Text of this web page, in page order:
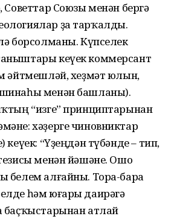
Союзы менән бергә
ҙа тарҡалды.
борсолманы. Күпселек
кеүек коммерсант
әйтмешләй, хеҙмәт юлын,
менән башланы).
“изге” принциптарынан
хәҙерге чиновниктар
кеүек: “Үҙеңдән түбәнде – тип,
менән йәшәне. Ошо
белем алғайны. Тора-бара
һәм юғары даирәгә
баҫҡыстарынан атлай